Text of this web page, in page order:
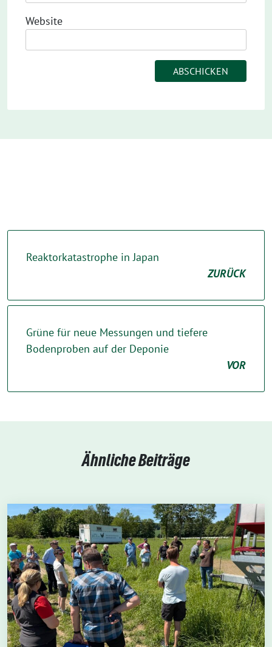
Website
Reaktorkatastrophe in Japan
ZURÜCK
Grüne für neue Messungen und tiefere
Bodenproben auf der Deponie
VOR
Ähnliche Beiträge